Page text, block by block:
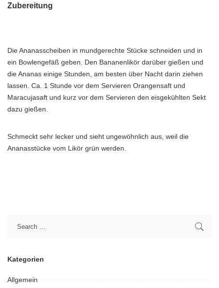
Zubereitung
Die Ananasscheiben in mundgerechte Stücke schneiden und in
ein Bowlengefäß geben. Den Bananenlikör darüber gießen und
die Ananas einige Stunden, am besten über Nacht darin ziehen
lassen. Ca. 1 Stunde vor dem Servieren Orangensaft und
Maracujasaft und kurz vor dem Servieren den eisgekühlten Sekt
dazu gießen.
Schmeckt sehr lecker und sieht ungewöhnlich aus, weil die
Ananasstücke vom Likör grün werden.
Kategorien
Allgemein